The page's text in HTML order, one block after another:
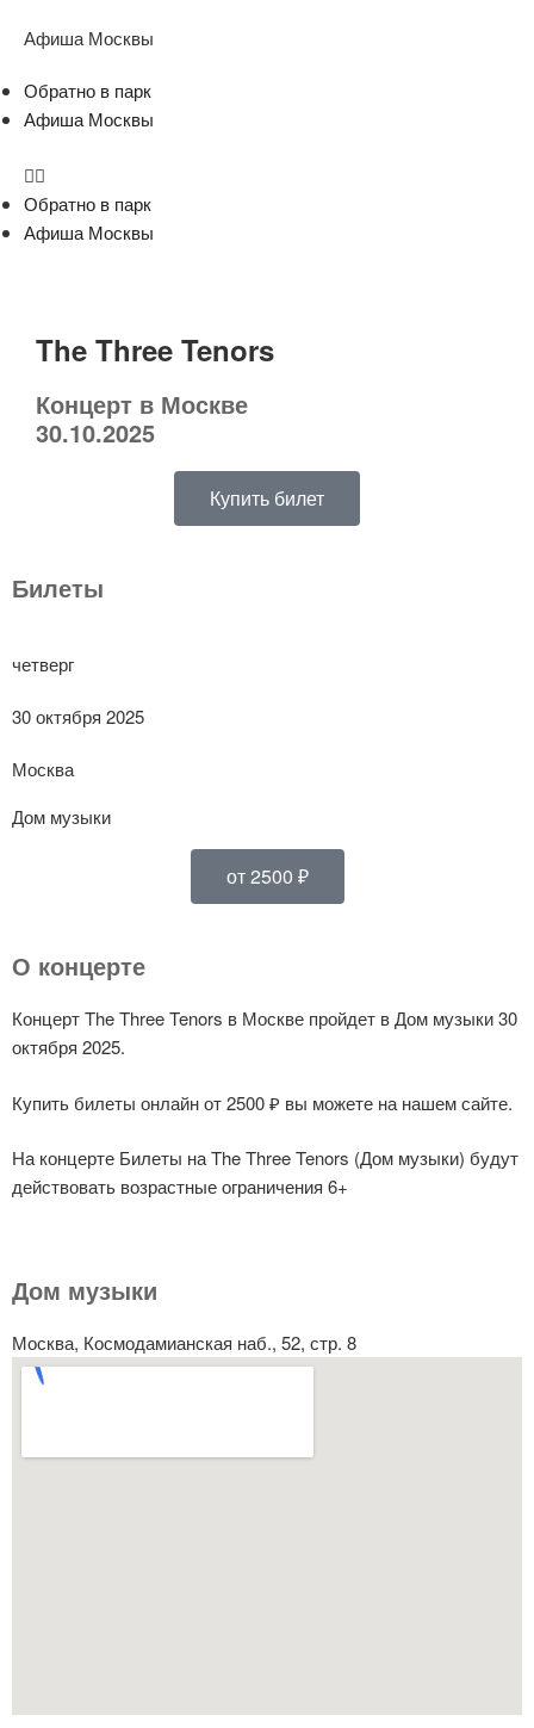
Афиша Москвы
Обратно в парк
Афиша Москвы
Обратно в парк
Афиша Москвы
The Three Tenors
Концерт в Москве
30.10.2025
Купить билет
Билеты
четверг
30 октября 2025
Москва
Дом музыки
от 2500 ₽
О концерте
Концерт The Three Tenors в Москве пройдет в Дом музыки 30
октября 2025.
Купить билеты онлайн от 2500 ₽ вы можете на нашем сайте.
На концерте Билеты на The Three Tenors (Дом музыки) будут
действовать возрастные ограничения 6+
Дом музыки
Москва, Космодамианская наб., 52, стр. 8